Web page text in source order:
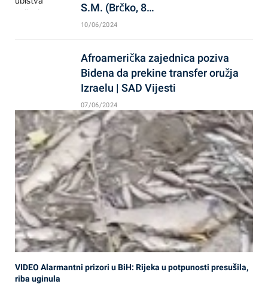
S.M. (Brčko, 8…
10/06/2024
Afroamerička zajednica poziva
Bidena da prekine transfer oružja
Izraelu | SAD Vijesti
07/06/2024
VIDEO Alarmantni prizori u BiH: Rijeka u potpunosti presušila,
riba uginula